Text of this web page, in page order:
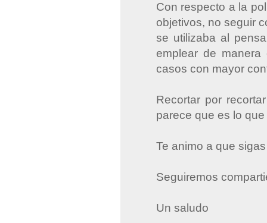
Con respecto a la
objetivos, no seguir
se utilizaba al
emplear de
casos con mayor
Recortar por
parece que es lo
Te animo a que
Seguiremos
Un saludo